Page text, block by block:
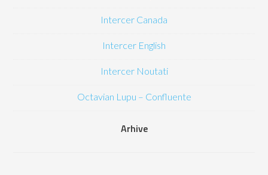
Intercer Canada
Intercer English
Intercer Noutati
Octavian Lupu – Confluente
Arhive